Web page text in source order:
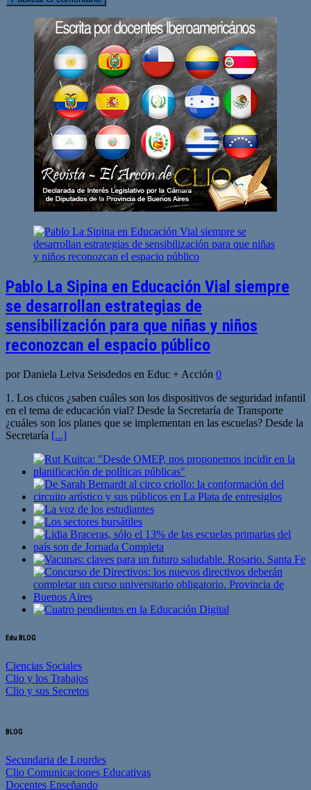
Pablo La Sipina en Educación Vial siempre
se desarrollan estrategias de
sensibilización para que niñas y niños
reconozcan el espacio público
por Daniela Leiva Seisdedos en Educ + Acción 0
1. Los chicos ¿saben cuáles son los dispositivos de seguridad infantil
en el tema de educación vial? Desde la Secretaría de Transporte
¿cuáles son los planes que se implementan en las escuelas? Desde la
Secretaría [...]
Edu BLOG
Ciencias Sociales
Clio y los Trabajos
Clio y sus Secretos
BLOG
Secundaria de Lourdes
Clio Comunicaciones Educativas
Docentes Enseñando